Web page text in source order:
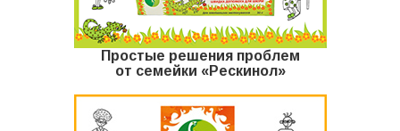
Простые решения проблем
от семейки «Рескинол»